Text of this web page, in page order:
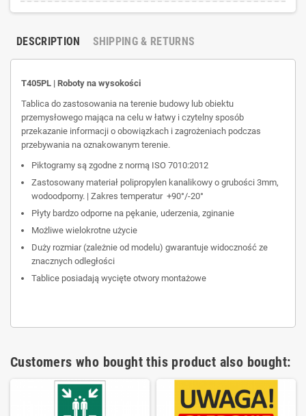
DESCRIPTION SHIPPING & RETURNS
T405PL | Roboty na wysokości
Tablica do zastosowania na terenie budowy lub obiektu
przemysłowego mająca na celu w łatwy i czytelny sposób
przekazanie informacji o obowiązkach i zagrożeniach podczas
przebywania na oznakowanym terenie.
Piktogramy są zgodne z normą ISO 7010:2012
Zastosowany materiał polipropylen kanalikowy o grubości 3mm,
wodoodporny. | Zakres temperatur +90°/-20°
Płyty bardzo odporne na pękanie, uderzenia, zginanie
Możliwe wielokrotne użycie
Duży rozmiar (zależnie od modelu) gwarantuje widoczność ze
znacznych odległości
Tablice posiadają wycięte otwory montażowe
Customers who bought this product also bought: